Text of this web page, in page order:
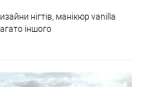
нігтів, манікюр vanilla
іншого